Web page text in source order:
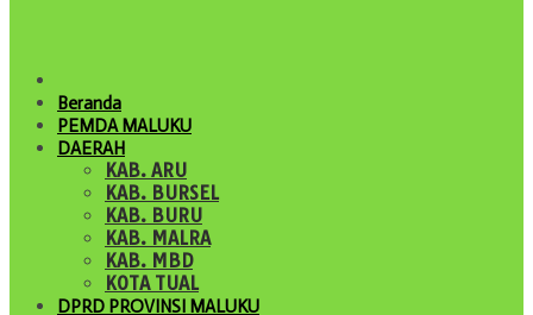
Beranda
PEMDA MALUKU
DAERAH
KAB. ARU
KAB. BURSEL
KAB. BURU
KAB. MALRA
KAB. MBD
KOTA TUAL
DPRD PROVINSI MALUKU